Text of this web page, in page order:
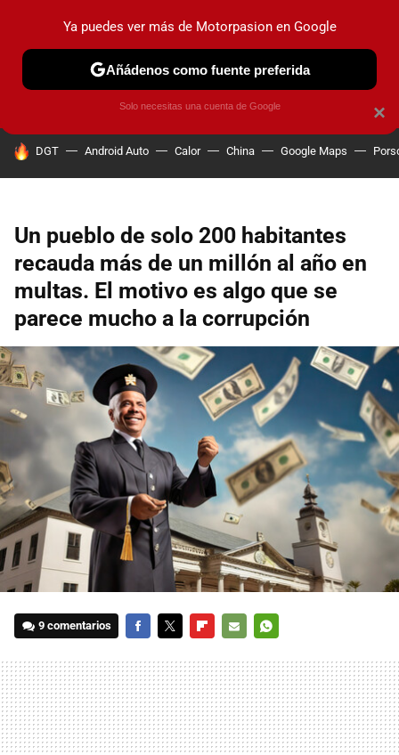
PRUEBAS COCHES ELÉCTRICOS OBSERVATORIO
HOY SE HABLA DE
DGT Android Auto Calor China Google Maps
Un pueblo de solo 200 habitantes
recauda más de un millón al año en
multas. El motivo es algo que se
parece mucho a la corrupción
9 comentarios
MAIL
×
Ya puedes ver más de Motorpasion en Google
Añádenos como fuente preferida
Solo necesitas una cuenta de Google